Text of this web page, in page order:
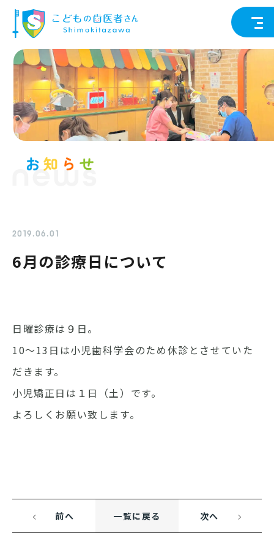
news
2019.06.01
6月の診療日について
日曜診療は９日。
10～13日は小児歯科学会のため休診とさせていた
だきます。
小児矯正日は１日（土）です。
よろしくお願い致します。
前へ 一覧に戻る 次へ